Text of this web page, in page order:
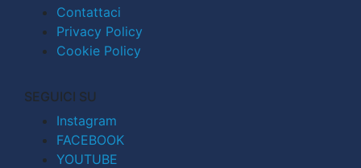
Contattaci
Privacy Policy
Cookie Policy
SEGUICI SU
Instagram
FACEBOOK
YOUTUBE